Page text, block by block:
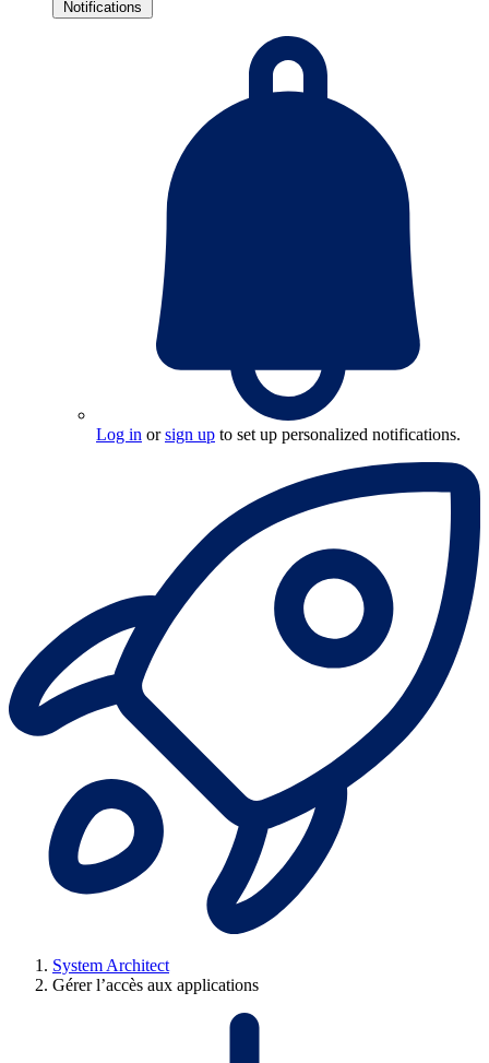
Notifications
Log in orsign up to set up personalized notifications.
System Architect
Gérer l’accès aux applications